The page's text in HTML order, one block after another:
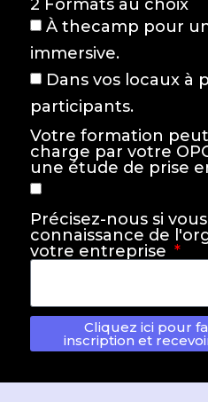
2 Formats au choix
À thecamp pour
immersive.
Dans vos locaux à
participants.
Votre formation
charge par votre
une étude de prise
Précisez-nous si
connaissance de
votre entreprise
Cliquez ici pour
inscription et